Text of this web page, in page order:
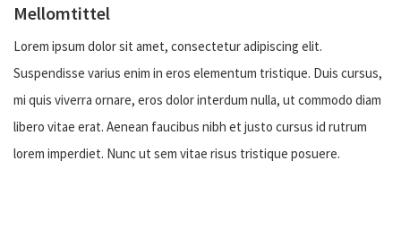
Mellomtittel
Lorem ipsum dolor sit amet, consectetur adipiscing elit.
Suspendisse varius enim in eros elementum tristique. Duis cursus,
mi quis viverra ornare, eros dolor interdum nulla, ut commodo diam
libero vitae erat. Aenean faucibus nibh et justo cursus id rutrum
lorem imperdiet. Nunc ut sem vitae risus tristique posuere.